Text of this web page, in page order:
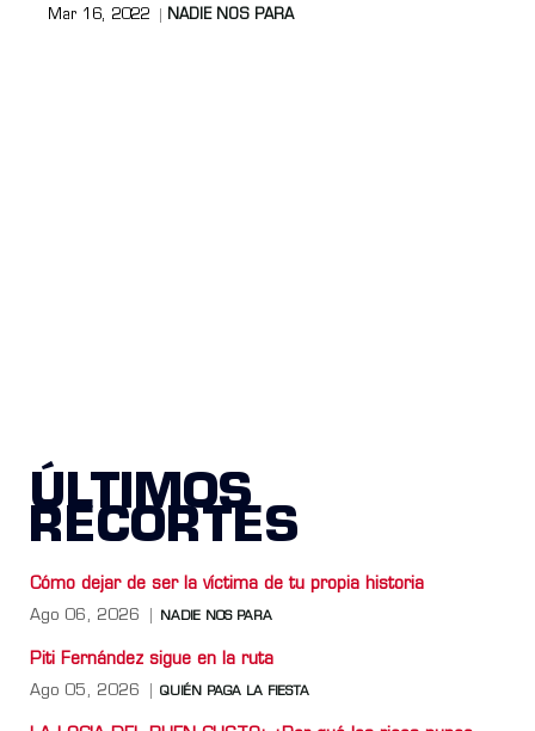
Mar 16, 2022 NADIE NOS PARA
ÚLTIMOS
RECORTES
Cómo dejar de ser la víctima de tu propia historia
Ago 06, 2026 NADIE NOS PARA
Piti Fernández sigue en la ruta
Ago 05, 2026 QUIÉN PAGA LA FIESTA